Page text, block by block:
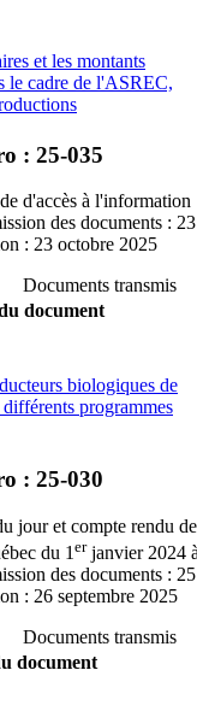
et les montants
le cadre de l'ASREC,
: 25-035
d'accès à l'information
des documents :
: 23 octobre 2025
Documents transmis
document
biologiques de
programmes
: 25-030
jour et compte rendu
du 1erjanvier 2024
des documents :
: 26 septembre 2025
Documents transmis
document